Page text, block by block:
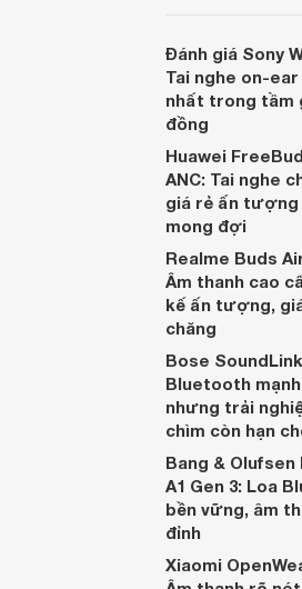
dựa trên nhu
hai đều là sản
nhưng hướng tới
khác nhau.
Đánh giá Sony
Tai nghe on-
nhất trong tầm
đồng
Huawei
ANC: Tai nghe
giá rẻ ấn tượng
mong đợi
Realme Buds
Âm thanh cao
kế ấn tượng,
chăng
Bose
Bluetooth
nhưng trải
chìm còn hạn
Bang & Olufsen
A1 Gen 3: Loa
bền vững, âm
đỉnh
Xiaomi